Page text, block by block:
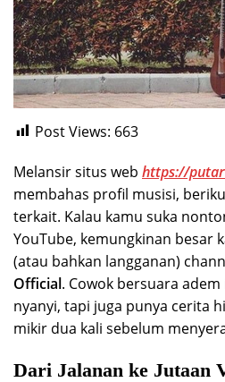
Post Views: 663
Melansir situs web https://
membahas profil musisi,
terkait. Kalau kamu suka
YouTube, kemungkinan besar
(atau bahkan langganan)
Official. Cowok bersuara
nyanyi, tapi juga punya cerita
mikir dua kali sebelum
Dari Jalanan ke Jutaan